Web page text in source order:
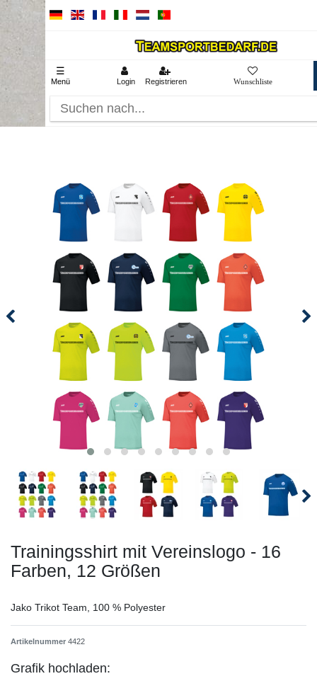
☰
Menü Login Registrieren
Trainingsshirt mit Vereinslogo - 16
Farben, 12 Größen
Jako Trikot Team, 100 % Polyester
Artikelnummer 4422
Grafik hochladen: